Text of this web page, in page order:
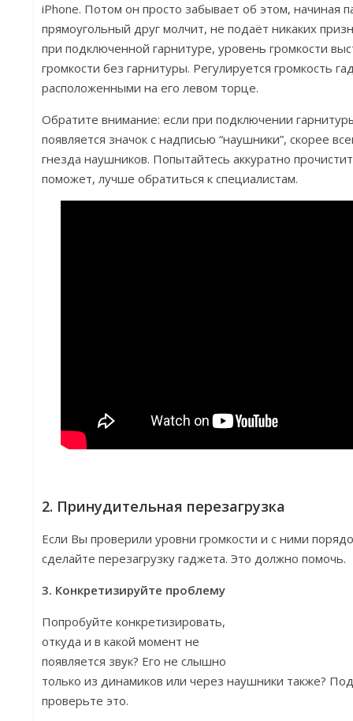
iPhone. Потом он просто забывает об этом, начиная
прямоугольный друг молчит, не подаёт никаких
при подключенной гарнитуре, уровень громкости
громкости без гарнитуры. Регулируется громкость
расположенными на его левом торце.
Обратите внимание: если при подключении
появляется значок с надписью “наушники”, скорее
гнезда наушников. Попытайтесь аккуратно
поможет, лучше обратиться к специалистам.
2. Принудительная перезагрузка
Если Вы проверили уровни громкости и с ними
сделайте перезагрузку гаджета. Это должно помочь.
3. Конкретизируйте проблему
Попробуйте конкретизировать,
откуда и в какой момент не
появляется звук? Его не слышно
только из динамиков или через наушники также?
проверьте это.